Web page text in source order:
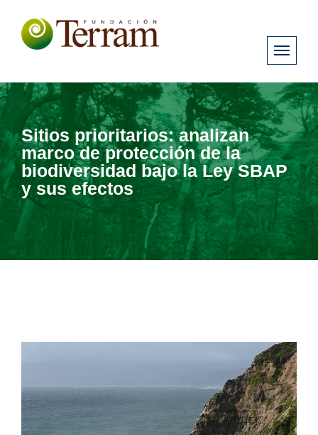
Sitios prioritarios: analizan
marco de protección de la
biodiversidad bajo la Ley SBAP
y sus efectos